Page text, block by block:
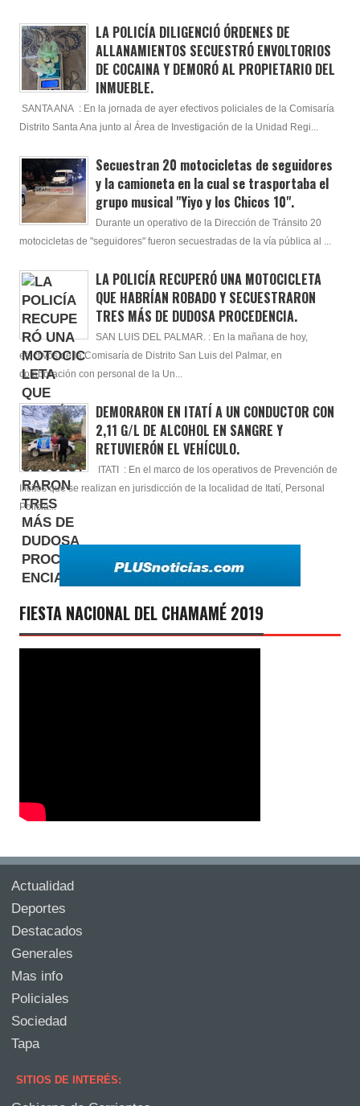
LA POLICÍA DILIGENCIÓ ÓRDENES DE
ALLANAMIENTOS SECUESTRÓ ENVOLTORIOS
DE COCAINA Y DEMORÓ AL PROPIETARIO DEL
INMUEBLE.
SANTA ANA : En la jornada de ayer efectivos policiales de la Comisaría
Distrito Santa Ana junto al Área de Investigación de la Unidad Regi...
Secuestran 20 motocicletas de seguidores
y la camioneta en la cual se trasportaba el
grupo musical "Yiyo y los Chicos 10".
Durante un operativo de la Dirección de Tránsito 20
motocicletas de "seguidores" fueron secuestradas de la vía pública al ...
LA POLICÍA RECUPERÓ UNA MOTOCICLETA
QUE HABRÍAN ROBADO Y SECUESTRARON
TRES MÁS DE DUDOSA PROCEDENCIA.
SAN LUIS DEL PALMAR. : En la mañana de hoy,
efectivos de la Comisaría de Distrito San Luis del Palmar, en
colaboración con personal de la Un...
DEMORARON EN ITATÍ A UN CONDUCTOR CON
2,11 G/L DE ALCOHOL EN SANGRE Y
RETUVIERÓN EL VEHÍCULO.
ITATI : En el marco de los operativos de Prevención de
Ilícitos que se realizan en jurisdicción de la localidad de Itatí, Personal
Policia...
FIESTA NACIONAL DEL CHAMAMÉ 2019
Actualidad
Deportes
Destacados
Generales
Mas info
Policiales
Sociedad
Tapa
SITIOS DE INTERÉS: